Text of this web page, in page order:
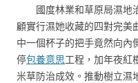
國度林業和草原局濕地
顧實行濕她收藏的四對完美
中一個杯子的把手竟然向內
停包養意思工程，加年夜紅
米草防治成效。推動樹立濕